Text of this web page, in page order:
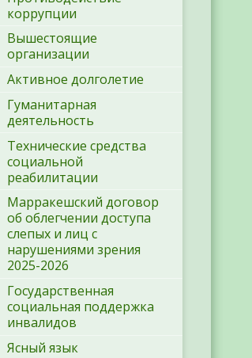
коррупции
Вышестоящие
организации
Активное долголетие
Гуманитарная
деятельность
Технические средства
социальной
реабилитации
Марракешский договор
об облегчении доступа
слепых и лиц с
нарушениями зрения
2025-2026
Государственная
социальная поддержка
инвалидов
Ясный язык